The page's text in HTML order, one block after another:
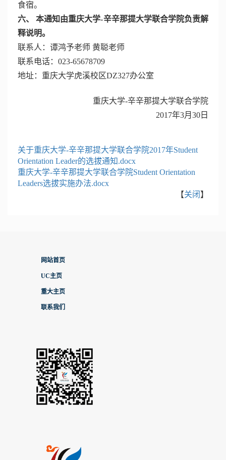
食宿。
六、 本通知由重庆大学-辛辛那提大学联合学院负责解
释说明。
联系人：谭鸿予老师 黄聪老师
联系电话：023-65678709
地址：重庆大学虎溪校区DZ327办公室
重庆大学-辛辛那提大学联合学院
2017年3月30日
关于重庆大学-辛辛那提大学联合学院2017年Student
Orientation Leader的选拔通知.docx
重庆大学-辛辛那提大学联合学院Student Orientation
Leaders选拔实施办法.docx
【关闭 】
网站首页
UC主页
重大主页
联系我们